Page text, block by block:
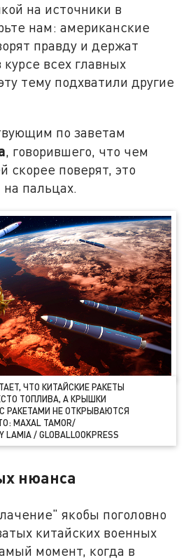
на источники в
нам: американские
правду и держат
всех главных
тему подхватили другие
по заветам
, говорившего, что чем
скорее поверят, это
пальцах.
ЧТО КИТАЙСКИЕ РАКЕТЫ
ТОПЛИВА, А КРЫШКИ
РАКЕТАМИ НЕ ОТКРЫВАЮТСЯ
TAMOR/
LAMIA / GLOBALLOOKPRESS
нюанса
якобы поголовно
китайских военных
момент, когда в